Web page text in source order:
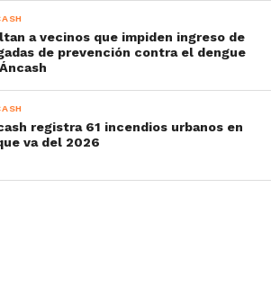
a vecinos que impiden ingreso de
de prevención contra el dengue
registra 61 incendios urbanos en
va del 2026